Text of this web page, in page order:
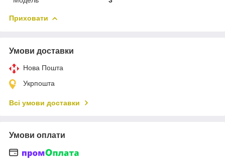
Приховати
Умови доставки
Нова Пошта
Укрпошта
Всі умови доставки
Умови оплати